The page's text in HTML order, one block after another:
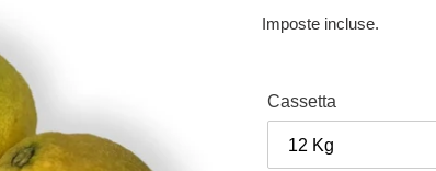
di
Imposte incluse.
Cassetta